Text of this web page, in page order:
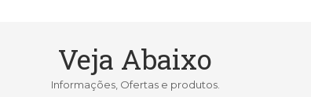
Veja Abaixo
Informações, Ofertas e produtos.